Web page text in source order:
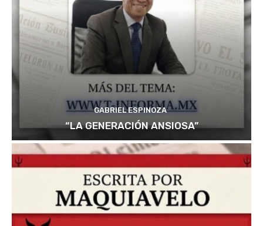
GABRIEL ESPINOZA
“LA GENERACIÓN ANSIOSA”